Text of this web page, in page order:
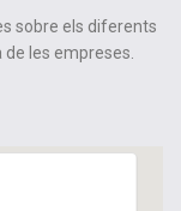
sobre els diferents
les empreses.